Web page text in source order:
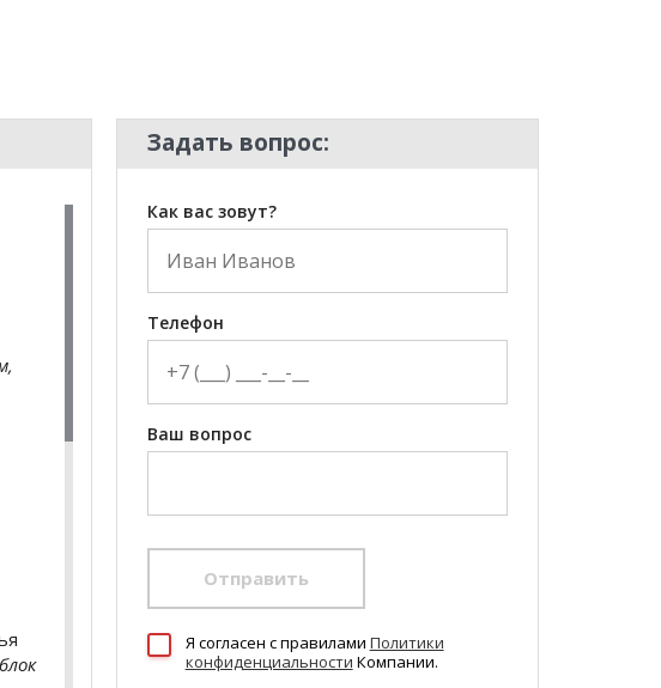
Задать вопрос:
Как вас зовут?
Телефон
Ваш вопрос
Отправить
Я согласен c правилами Политики
конфиденциальности Компании.